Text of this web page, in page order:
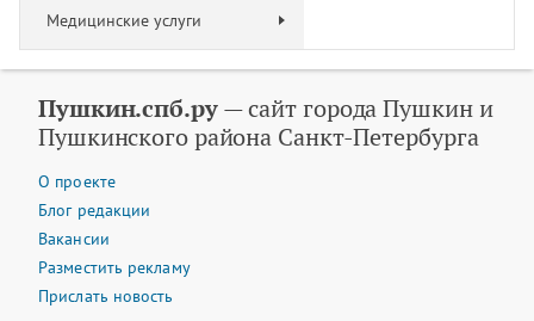
Медицинские услуги
Пушкин.спб.ру— сайт города Пушкин и
Пушкинского района Санкт-Петербурга
О проекте
Блог редакции
Вакансии
Разместить рекламу
Прислать новость